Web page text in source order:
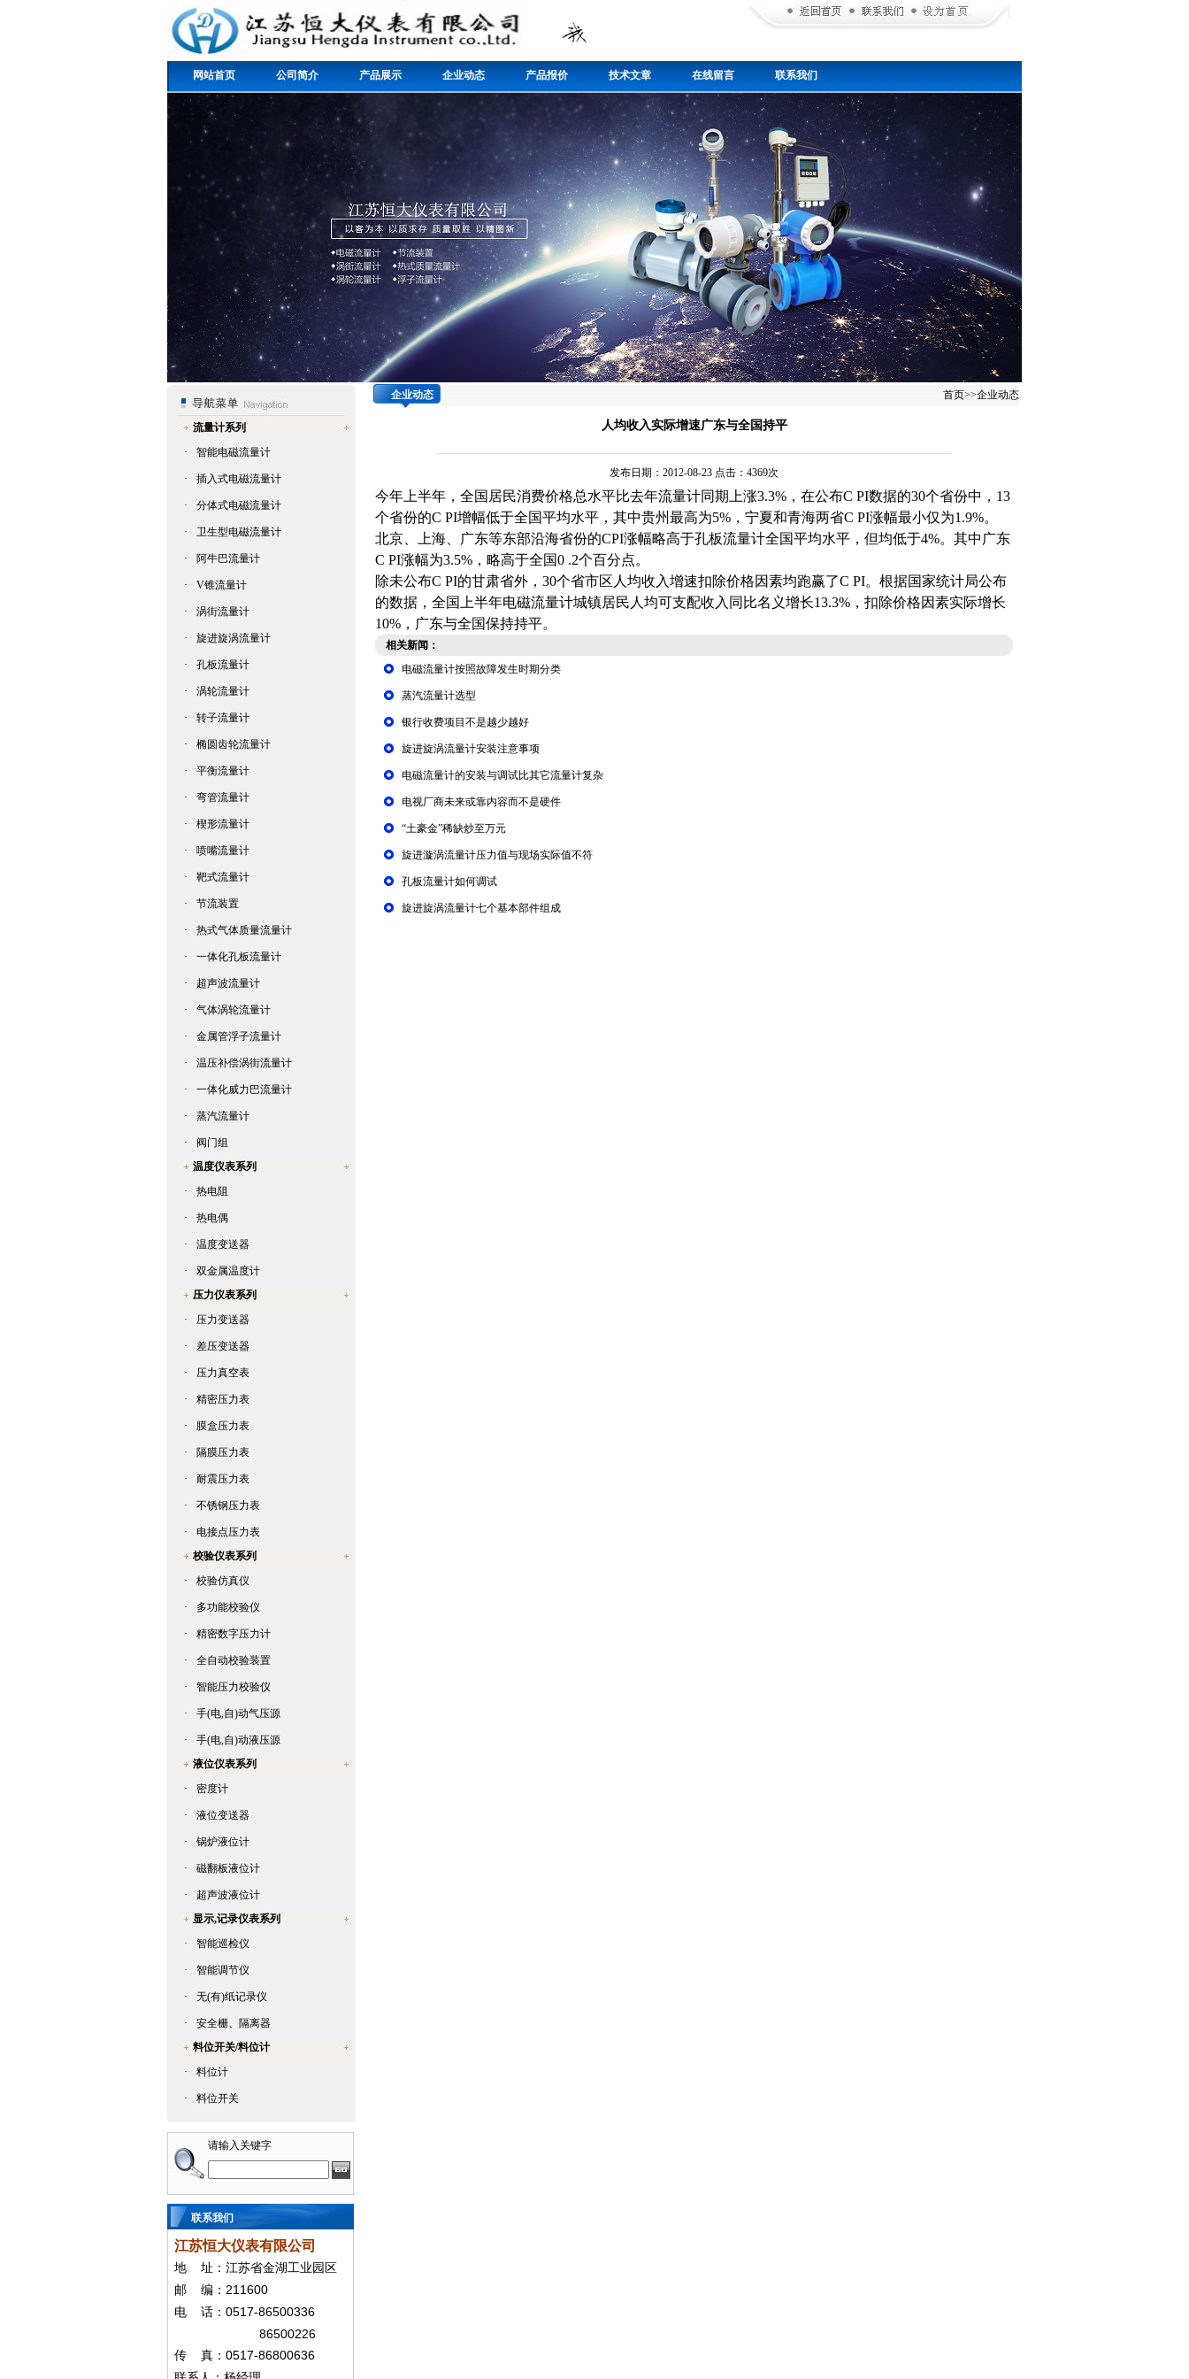
网站首页 公司简介 产品展示 企业动态 产品报价 技术文章 在线留言 联系我们
流量计系列
·
智能电磁流量计
· 插入式电磁流量计
· 分体式电磁流量计
· 卫生型电磁流量计
· 阿牛巴流量计
· V锥流量计
· 涡街流量计
· 旋进旋涡流量计
· 孔板流量计
· 涡轮流量计
· 转子流量计
· 椭圆齿轮流量计
· 平衡流量计
· 弯管流量计
· 楔形流量计
· 喷嘴流量计
· 靶式流量计
· 节流装置
· 热式气体质量流量计
· 一体化孔板流量计
· 超声波流量计
· 气体涡轮流量计
· 金属管浮子流量计
· 温压补偿涡街流量计
· 一体化威力巴流量计
· 蒸汽流量计
·
阀门组
温度仪表系列
·
热电阻
· 热电偶
· 温度变送器
·
双金属温度计
压力仪表系列
·
压力变送器
· 差压变送器
· 压力真空表
· 精密压力表
· 膜盒压力表
· 隔膜压力表
· 耐震压力表
· 不锈钢压力表
·
电接点压力表
校验仪表系列
·
校验仿真仪
· 多功能校验仪
· 精密数字压力计
· 全自动校验装置
· 智能压力校验仪
· 手(电,自)动气压源
·
手(电,自)动液压源
液位仪表系列
·
密度计
· 液位变送器
· 锅炉液位计
· 磁翻板液位计
·
超声波液位计
显示,记录仪表系列
·
智能巡检仪
· 智能调节仪
· 无(有)纸记录仪
·
安全栅、隔离器
料位开关/料位计
·
料位计
· 料位开关
请输入关键字
联系我们
江苏恒大仪表有限公司
地
址：江苏省金湖工业园区
邮
编： 211600
电 话： 0517-86500336
86500226
传 真： 0517-86800636
企业动态 首页>>企业动态
人均收入实际增速广东与全国持平
发布日期：2012-08-23 点击：4369次
今年上半年，全国居民消费价格总水平比去年流量计同期上涨3.3% ，在公布C PI数据的30个省份中， 13
个省份的C PI增幅低于全国平均水平，其中贵州最高为5% ，宁夏和青海两省C PI涨幅最小仅为1.9%。
北京、上海、广东等东部沿海省份的CPI涨幅略高于孔板流量计全国平均水平，但均低于4%。其中广东
C PI涨幅为3.5% ，略高于全国0 .2个百分点。
除未公布C PI的甘肃省外， 30个省市区人均收入增速扣除价格因素均跑赢了C PI。根据国家统计局公布
的数据，全国上半年电磁流量计城镇居民人均可支配收入同比名义增长13.3% ，扣除价格因素实际增长
10% ，广东与全国保持持平。
相关新闻：
电磁流量计按照故障发生时期分类
蒸汽流量计选型
银行收费项目不是越少越好
旋进旋涡流量计安装注意事项
电磁流量计的安装与调试比其它流量计复杂
电视厂商未来或靠内容而不是硬件
“土豪金”稀缺炒至万元
旋进漩涡流量计压力值与现场实际值不符
孔板流量计如何调试
旋进旋涡流量计七个基本部件组成